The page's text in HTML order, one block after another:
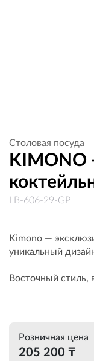
Столовая посуда
KIMONO
LB-606-29-GP
Kimono —
уникальный
Восточный стиль,
Розничная цена
205 200 ₸